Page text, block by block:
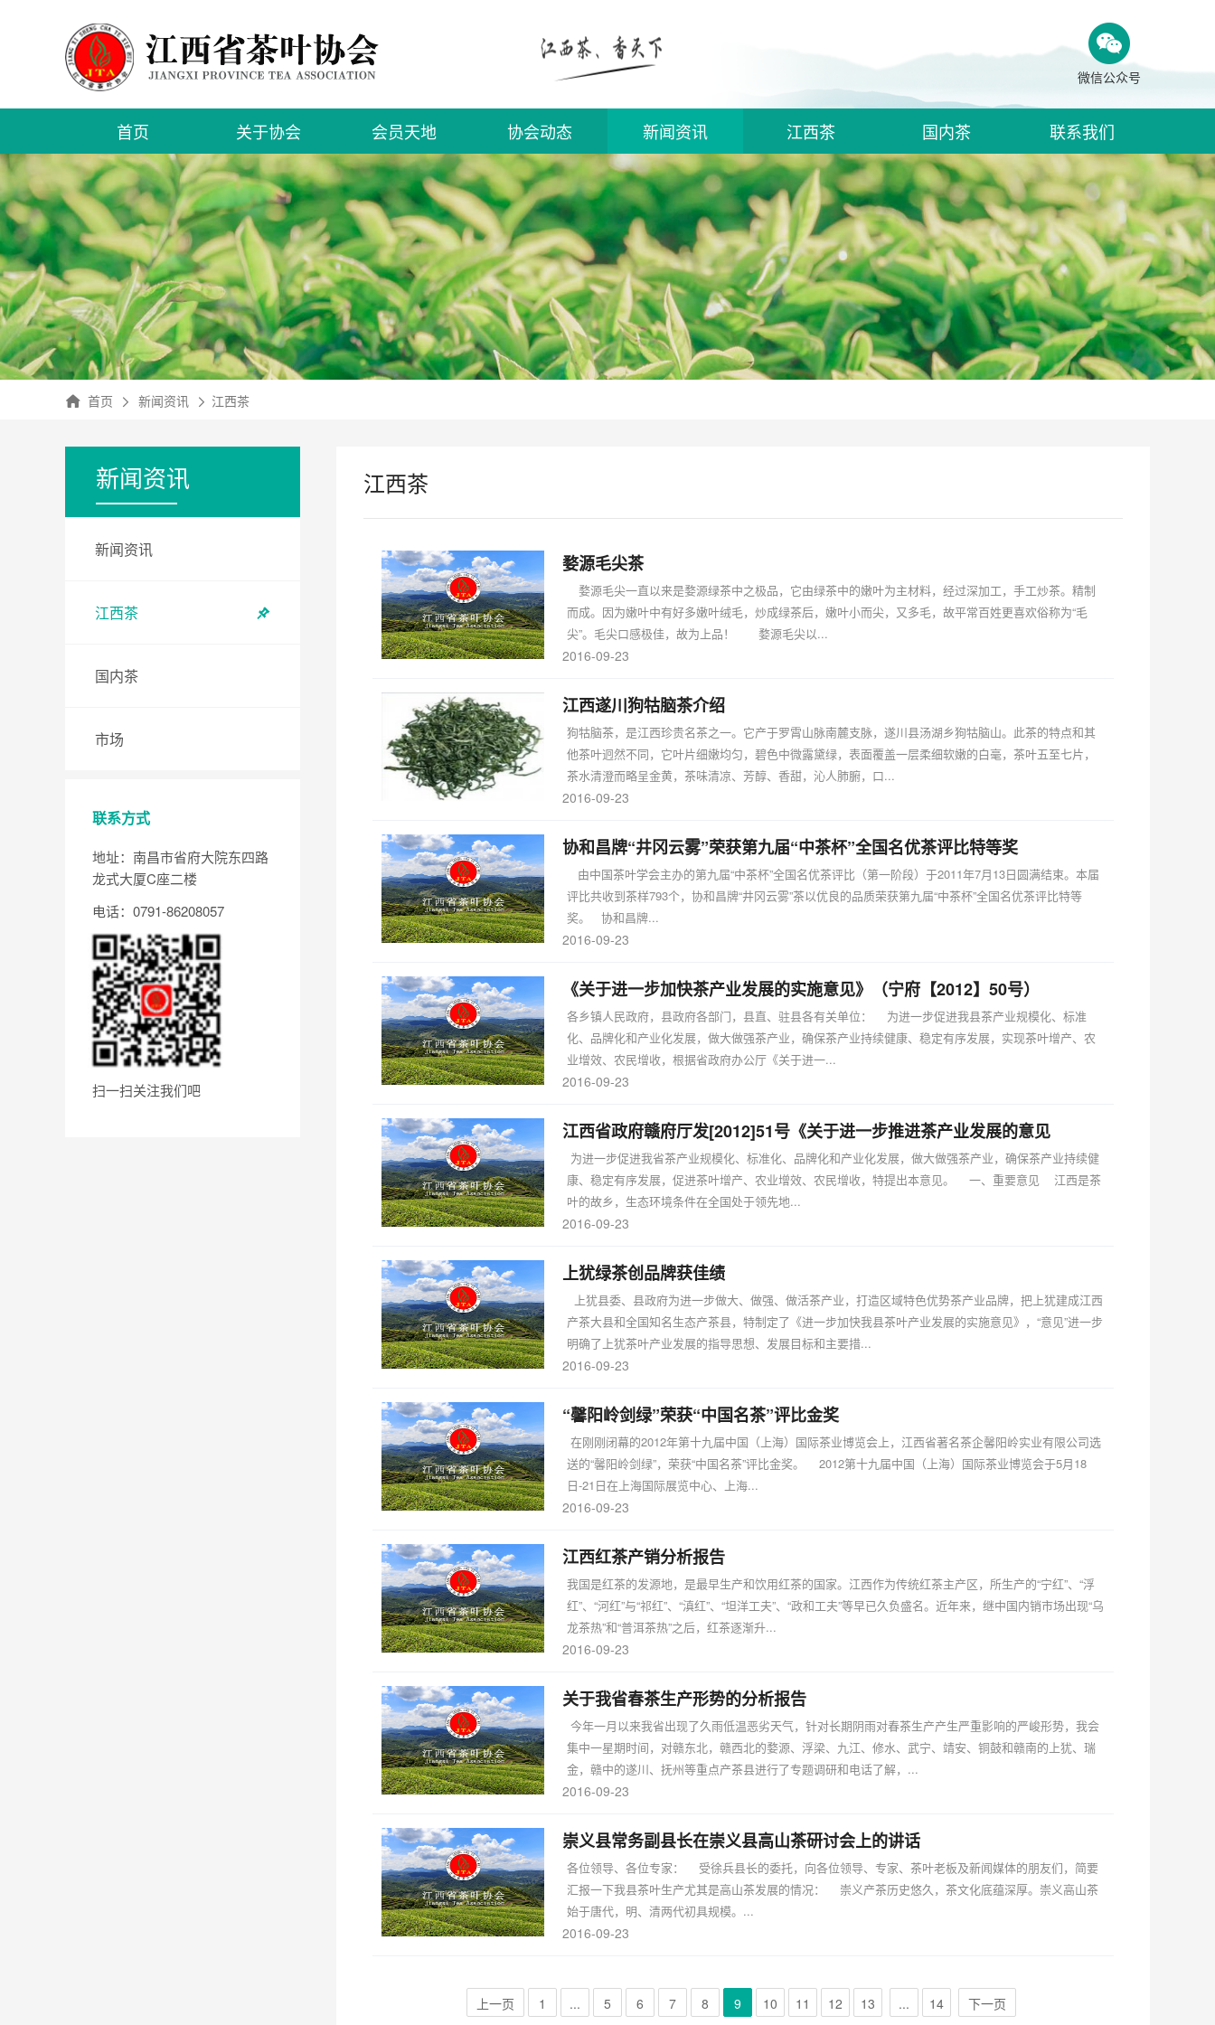
微信公众号
首页 关于协会
会员天地
入会须知
申请入会
会员信息
协会动态 新闻资讯 江西茶 国内茶 联系我们
首页 新闻资讯 江西茶
新闻资讯
新闻资讯
江西茶
国内茶
市场
联系方式
地址：南昌市省府大院东四路
龙式大厦C座二楼
电话：0791-86208057
扫一扫关注我们吧
江西茶
婺源毛尖茶
婺源毛尖一直以来是婺源绿茶中之极品，它由绿茶中的嫩叶为主材料，经过深加工，手工炒茶。精制
而成。因为嫩叶中有好多嫩叶绒毛，炒成绿茶后，嫩叶小而尖，又多毛，故平常百姓更喜欢俗称为“毛
尖”。毛尖口感极佳，故为上品！ 婺源毛尖以...
2016-09-23
江西遂川狗牯脑茶介绍
狗牯脑茶，是江西珍贵名茶之一。它产于罗霄山脉南麓支脉，遂川县汤湖乡狗牯脑山。此茶的特点和其
他茶叶迥然不同，它叶片细嫩均匀，碧色中微露黛绿，表面覆盖一层柔细软嫩的白毫，茶叶五至七片，
茶水清澄而略呈金黄，茶味清凉、芳醇、香甜，沁人肺腑，口...
2016-09-23
协和昌牌“井冈云雾”荣获第九届“中茶杯”全国名优茶评比特等奖
由中国茶叶学会主办的第九届“中茶杯”全国名优茶评比（第一阶段）于2011年7月13日圆满结束。本届
评比共收到茶样793个，协和昌牌“井冈云雾”茶以优良的品质荣获第九届“中茶杯”全国名优茶评比特等
奖。 协和昌牌...
2016-09-23
《关于进一步加快茶产业发展的实施意见》（宁府【2012】50号）
各乡镇人民政府，县政府各部门，县直、驻县各有关单位： 为进一步促进我县茶产业规模化、标准
化、品牌化和产业化发展，做大做强茶产业，确保茶产业持续健康、稳定有序发展，实现茶叶增产、农
业增效、农民增收，根据省政府办公厅《关于进一...
2016-09-23
江西省政府赣府厅发[2012]51号《关于进一步推进茶产业发展的意见
为进一步促进我省茶产业规模化、标准化、品牌化和产业化发展，做大做强茶产业，确保茶产业持续健
康、稳定有序发展，促进茶叶增产、农业增效、农民增收，特提出本意见。 一、重要意见 江西是茶
叶的故乡，生态环境条件在全国处于领先地...
2016-09-23
上犹绿茶创品牌获佳绩
上犹县委、县政府为进一步做大、做强、做活茶产业，打造区域特色优势茶产业品牌，把上犹建成江西
产茶大县和全国知名生态产茶县，特制定了《进一步加快我县茶叶产业发展的实施意见》，“意见”进一步
明确了上犹茶叶产业发展的指导思想、发展目标和主要措...
2016-09-23
“馨阳岭剑绿”荣获“中国名茶”评比金奖
在刚刚闭幕的2012年第十九届中国（上海）国际茶业博览会上，江西省著名茶企馨阳岭实业有限公司选
送的“馨阳岭剑绿”，荣获“中国名茶”评比金奖。 2012第十九届中国（上海）国际茶业博览会于5月18
日-21日在上海国际展览中心、上海...
2016-09-23
江西红茶产销分析报告
我国是红茶的发源地，是最早生产和饮用红茶的国家。江西作为传统红茶主产区，所生产的“宁红”、“浮
红”、“河红”与“祁红”、“滇红”、“坦洋工夫”、“政和工夫”等早已久负盛名。近年来，继中国内销市场出现“乌
龙茶热”和“普洱茶热”之后，红茶逐渐升...
2016-09-23
关于我省春茶生产形势的分析报告
今年一月以来我省出现了久雨低温恶劣天气，针对长期阴雨对春茶生产产生严重影响的严峻形势，我会
集中一星期时间，对赣东北，赣西北的婺源、浮梁、九江、修水、武宁、靖安、铜鼓和赣南的上犹、瑞
金，赣中的遂川、抚州等重点产茶县进行了专题调研和电话了解，...
2016-09-23
崇义县常务副县长在崇义县高山茶研讨会上的讲话
各位领导、各位专家： 受徐兵县长的委托，向各位领导、专家、茶叶老板及新闻媒体的朋友们，简要
汇报一下我县茶叶生产尤其是高山茶发展的情况： 崇义产茶历史悠久，茶文化底蕴深厚。崇义高山茶
始于唐代，明、清两代初具规模。...
2016-09-23
上一页 1 ... 5 6 7 8 9 10 11 12 13 ... 14 下一页